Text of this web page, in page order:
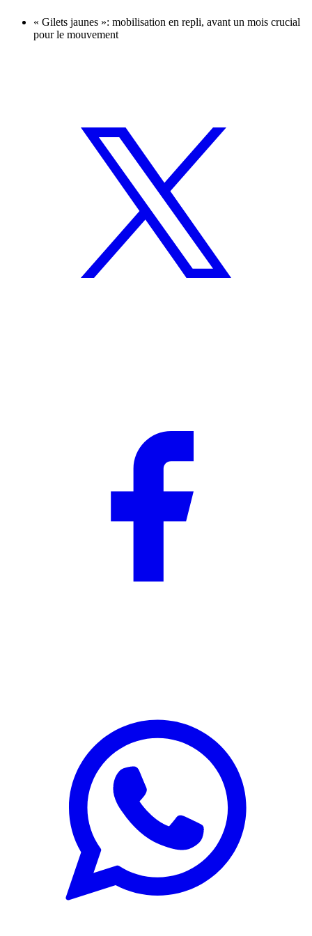
« Gilets jaunes »: mobilisation en repli, avant un mois crucial
pour le mouvement